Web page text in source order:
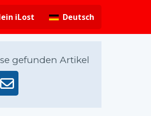
iLost Deutsch
gefunden Artikel